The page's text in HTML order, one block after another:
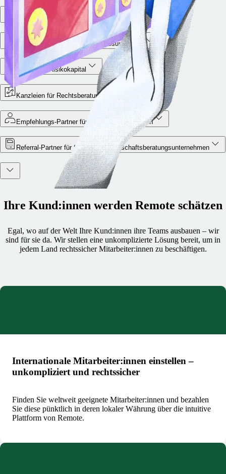
Marktplatz für Partner
Setzen Sie unsere Integrationslösungen ein
Partner für Risikokapital
Kanzleien für Rechtsberatung
Empfehlungs-Partner für Personalberater:innen
Referral-Partner für Steuer- und Wirtschaftsberatungsunternehmen
Ihre Kund:innen werden Remote schätzen
Egal, wo auf der Welt Ihre Kund:innen ihre Teams ausbauen – wir
sind für sie da. Wir stellen eine unkomplizierte Lösung bereit, um in
jedem Land rechtssicher Mitarbeiter:innen zu beschäftigen.
Internationale Mitarbeiter:innen einstellen –
unkompliziert und rechtssicher
Finden Sie weltweit geeignete Mitarbeiter:innen und bezahlen
Sie diese pünktlich in deren lokaler Währung über die intuitive
Plattform von Remote.